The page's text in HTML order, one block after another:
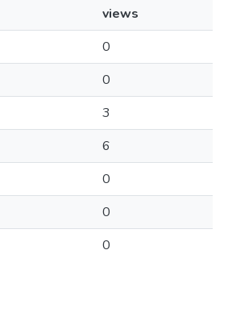
views
0
0
3
6
0
0
0